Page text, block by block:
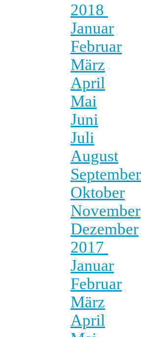
2018
Januar
Februar
März
April
Mai
Juni
Juli
August
September
Oktober
November
Dezember
2017
Januar
Februar
März
April